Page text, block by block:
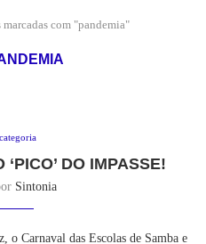
marcadas com "pandemia"
DO IMPASSE!
Sintonia
o Carnaval das Escolas de Samba e